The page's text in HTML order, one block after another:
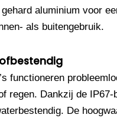
aluminium voor
als buitengebruik.
functioneren
regen. Dankzij de
De